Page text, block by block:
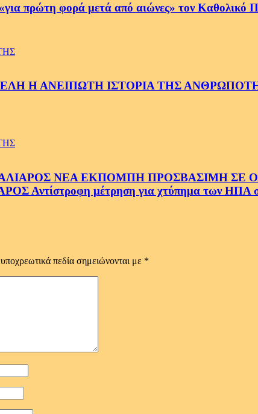
πρώτη φορά μετά από αιώνες» τον Καθολικό
Η ΑΝΕΙΠΩΤΗ ΙΣΤΟΡΙΑ ΤΗΣ
ΝΕΑ ΕΚΠΟΜΠΗ ΠΡΟΣΒΑΣΙΜΗ ΣΕ
Αντίστροφη μέτρηση για χτύπημα των ΗΠΑ
πεδία σημειώνονται με *